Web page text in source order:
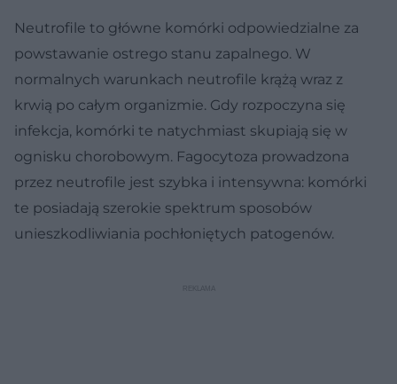
Neutrofile to główne komórki odpowiedzialne za
powstawanie ostrego stanu zapalnego. W
normalnych warunkach neutrofile krążą wraz z
krwią po całym organizmie. Gdy rozpoczyna się
infekcja, komórki te natychmiast skupiają się w
ognisku chorobowym. Fagocytoza prowadzona
przez neutrofile jest szybka i intensywna: komórki
te posiadają szerokie spektrum sposobów
unieszkodliwiania pochłoniętych patogenów.